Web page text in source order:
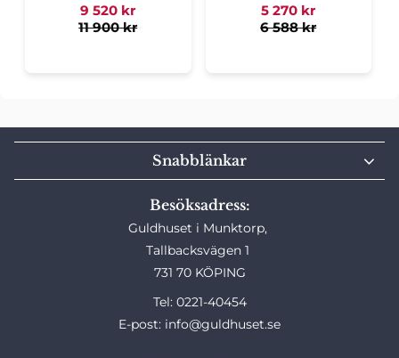
9 520 kr
11 900kr
5 270 kr
6 588kr
Besöksadress:
Guldhuset i Munktorp,
Tallbacksvägen 1
731 70 KÖPING
Tel: 0221-40454
E-post: info@guldhuset.se
Snabblänkar